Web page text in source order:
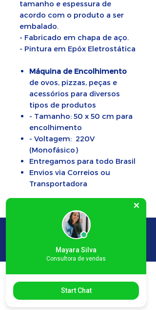
tamanho e espessura de
acordo com o produto a ser
embalado.
- Fabricado em chapa de aço.
- Pintura em Epóx Eletrostática
Máquina de Encolhimento
de ovos, pizzas, peças e
acessórios para diversos
tipos de produtos
- Tamanho: 50 x 50 cm para
encolhimento
- Voltagem: 220V
(Monofásico)
Entregamos para todo Brasil
Envios via Correios ou
Transportadora
SELAPLAST nas redes sociais:
SELAPLAST SELADORA
FABRICANTE DE MÁQUINAS SELADORAS
Mayara Silva
Consultora de vendas
Start Chat